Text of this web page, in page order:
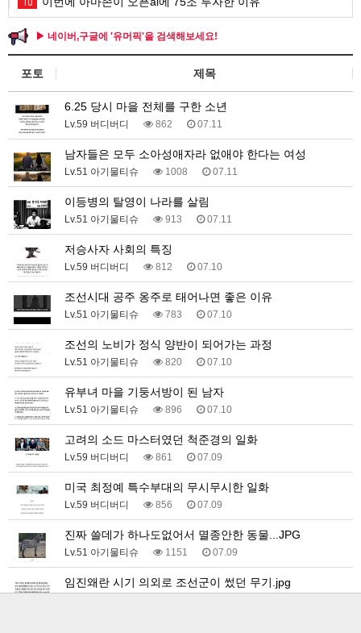
10
▶ 네이버,구글에 '유머픽'을 검색해보세요!
포토 제목
6.25 당시 마을 전체를 구한 소년
Lv.59 버디버디 862 07.11
남자들은 모두 소아성애자라 없애야 한다는 여성
Lv.51 아기물티슈 1008 07.11
이등병의 탈영이 나라를 살림
Lv.51 아기물티슈 913 07.11
저승사자 사회의 특징
Lv.59 버디버디 812 07.10
조선시대 공주 옹주로 태어나면 좋은 이유
Lv.51 아기물티슈 783 07.10
조선의 노비가 정식 양반이 되어가는 과정
Lv.51 아기물티슈 820 07.10
유부녀 마을 기둥서방이 된 남자
Lv.51 아기물티슈 896 07.10
고려의 소드 마스터였던 척준경의 일화
Lv.59 버디버디 861 07.09
미국 최정예 특수부대의 무시무시한 일화
Lv.59 버디버디 856 07.09
진짜 쓸데가 하나도없어서 멸종안한 동물...JPG
Lv.51 아기물티슈 1151 07.09
임진왜란 시기 의외로 조선군이 썼던 무기.jpg